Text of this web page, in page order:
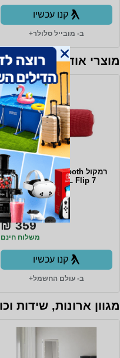
קנו עכשיו
ב- מובייל סלולר+
מוצרי אודיו
רמקול Bluetooth אלחוטי נייד
JBL Flip 7 - צבע אדום
מחיר מיוחד
359 ₪
משלוח חינם
קנו עכשיו
ב- עולם החשמל+
מגוון ארונות, שידות